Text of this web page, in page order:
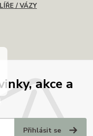
/ VÁZY
akce a
Přihlásit se